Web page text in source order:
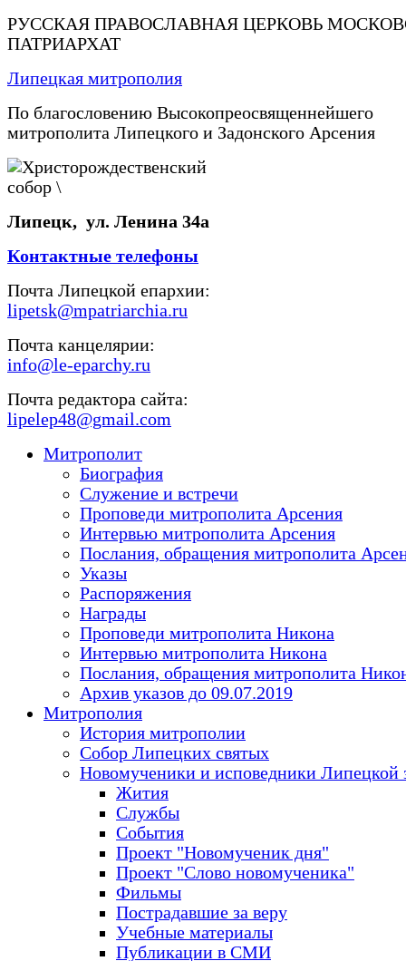
РУССКАЯ ПРАВОСЛАВНАЯ ЦЕРКОВЬ
ПАТРИАРХАТ
Липецкая митрополия
По благословению Высокопреосвященнейшего
митрополита Липецкого и Задонского Арсения
Липецк, ул. Ленина 34а
Контактные телефоны
Почта Липецкой епархии:
lipetsk@mpatriarchia.ru
Почта канцелярии:
info@le-eparchy.ru
Почта редактора сайта:
lipelep48@gmail.com
Митрополит
Биография
Служение и встречи
Проповеди митрополита Арсения
Интервью митрополита Арсения
Послания, обращения митрополита
Указы
Распоряжения
Награды
Проповеди митрополита Никона
Интервью митрополита Никона
Послания, обращения митрополита
Архив указов до 09.07.2019
Митрополия
История митрополии
Собор Липецких святых
Новомученики и исповедники Липецкой
Жития
Службы
События
Проект "Новомученик дня"
Проект "Слово новомученика"
Фильмы
Пострадавшие за веру
Учебные материалы
Публикации в СМИ